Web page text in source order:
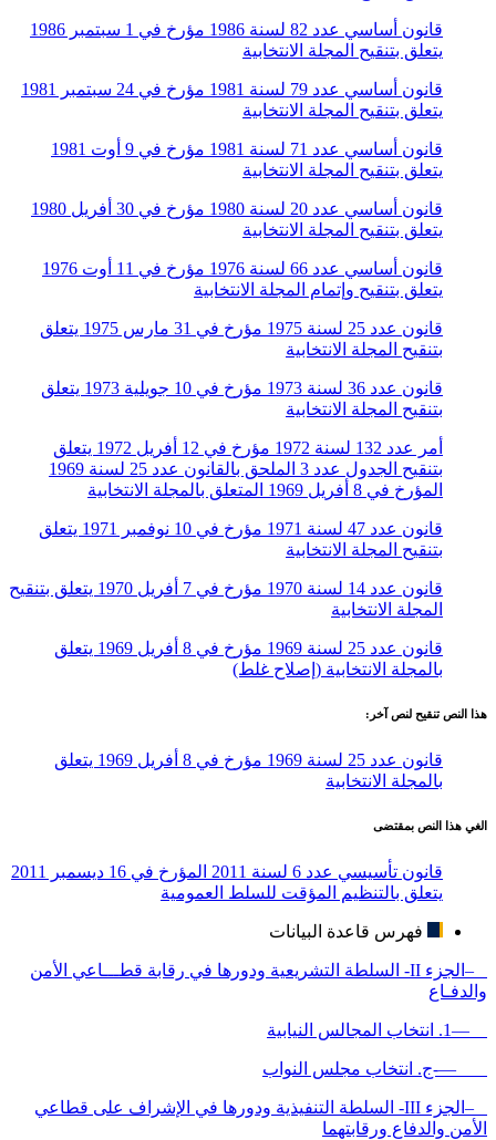
قانون أساسي عدد 82 لسنة 1986 مؤرخ في 1 سبتمبر 1986
يتعلق بتنقيح المجلة الانتخابية
قانون أساسي عدد 79 لسنة 1981 مؤرخ في 24 سبتمبر 1981
يتعلق بتنقيح المجلة الانتخابية
قانون أساسي عدد 71 لسنة 1981 مؤرخ في 9 أوت 1981
يتعلق بتنقيح المجلة الانتخابية
قانون أساسي عدد 20 لسنة 1980 مؤرخ في 30 أفريل 1980
يتعلق بتنقيح المجلة الانتخابية
قانون أساسي عدد 66 لسنة 1976 مؤرخ في 11 أوت 1976
يتعلق بتنقيح وإتمام المجلة الانتخابية
قانون عدد 25 لسنة 1975 مؤرخ في 31 مارس 1975 يتعلق
بتنقيح المجلة الانتخابية
قانون عدد 36 لسنة 1973 مؤرخ في 10 جويلية 1973 يتعلق
بتنقيح المجلة الانتخابية
أمر عدد 132 لسنة 1972 مؤرخ في 12 أفريل 1972 يتعلق
بتنقيح الجدول عدد 3 الملحق بالقانون عدد 25 لسنة 1969
المؤرخ في 8 أفريل 1969 المتعلق بالمجلة الانتخابية
قانون عدد 47 لسنة 1971 مؤرخ في 10 نوفمبر 1971 يتعلق
بتنقيح المجلة الانتخابية
قانون عدد 14 لسنة 1970 مؤرخ في 7 أفريل 1970 يتعلق بتنقيح
المجلة الانتخابية
قانون عدد 25 لسنة 1969 مؤرخ في 8 أفريل 1969 يتعلق
بالمجلة الانتخابية (إصلاح غلط)
هذا النص تنقيح لنص آخر:
قانون عدد 25 لسنة 1969 مؤرخ في 8 أفريل 1969 يتعلق
بالمجلة الانتخابية
الغي هذا النص بمقتضى
قانون تأسيسي عدد 6 لسنة 2011 المؤرخ في 16 ديسمبر 2011
يتعلق بالتنظيم المؤقت للسلط العمومية
فهرس قاعدة البيانات
–الجزء II- السلطة التشريعية ودورها في رقابة قطـــاعي الأمن
والدفـاع
—1. انتخاب المجالس النيابية
—-ج. انتخاب مجلس النواب
–الجزء III- السلطة التنفيذية ودورها في الإشراف على قطاعي
الأمن والدفاع ورقابتهما